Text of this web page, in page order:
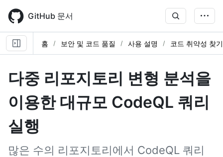
main
content
GitHub 문서
홈 보안 및 코드 품질 사용 설명 코드 취약성 찾
다중 리포지토리 변형 분석을
이용한 대규모 CodeQL 쿼리
실행
많은 수의 리포지토리에서 CodeQL 쿼리